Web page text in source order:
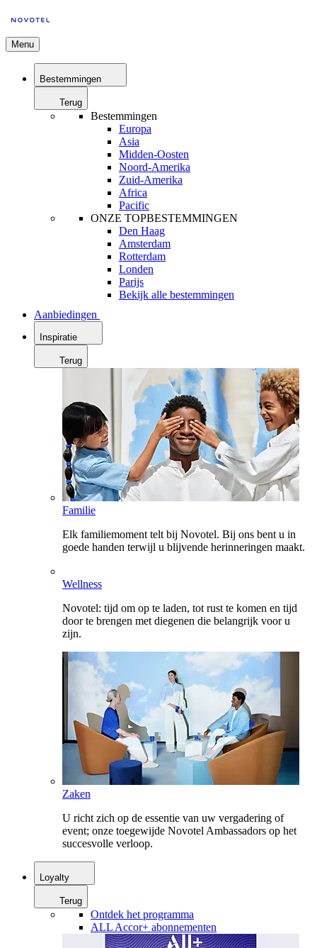
Menu
Bestemmingen
Terug
Bestemmingen
Europa
Asia
Midden-Oosten
Noord-Amerika
Zuid-Amerika
Africa
Pacific
ONZE TOPBESTEMMINGEN
Den Haag
Amsterdam
Rotterdam
Londen
Parijs
Bekijk alle bestemmingen
Aanbiedingen
Inspiratie
Terug
Familie
Elk familiemoment telt bij Novotel. Bij ons bent u in
goede handen terwijl u blijvende herinneringen maakt.
Wellness
Novotel: tijd om op te laden, tot rust te komen en tijd
door te brengen met diegenen die belangrijk voor u
zijn.
Zaken
U richt zich op de essentie van uw vergadering of
event; onze toegewijde Novotel Ambassadors op het
succesvolle verloop.
Loyalty
Terug
Ontdek het programma
ALL Accor+ abonnementen